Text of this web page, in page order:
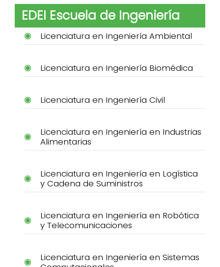
EDEI Escuela de Ingeniería
Licenciatura en Ingeniería Ambiental
Licenciatura en Ingeniería Biomédica
Licenciatura en Ingeniería Civil
Licenciatura en Ingeniería en Industrias
Alimentarias
Licenciatura en Ingeniería en Logística
y Cadena de Suministros
Licenciatura en Ingeniería en Robótica
y Telecomunicaciones
Licenciatura en Ingeniería en Sistemas